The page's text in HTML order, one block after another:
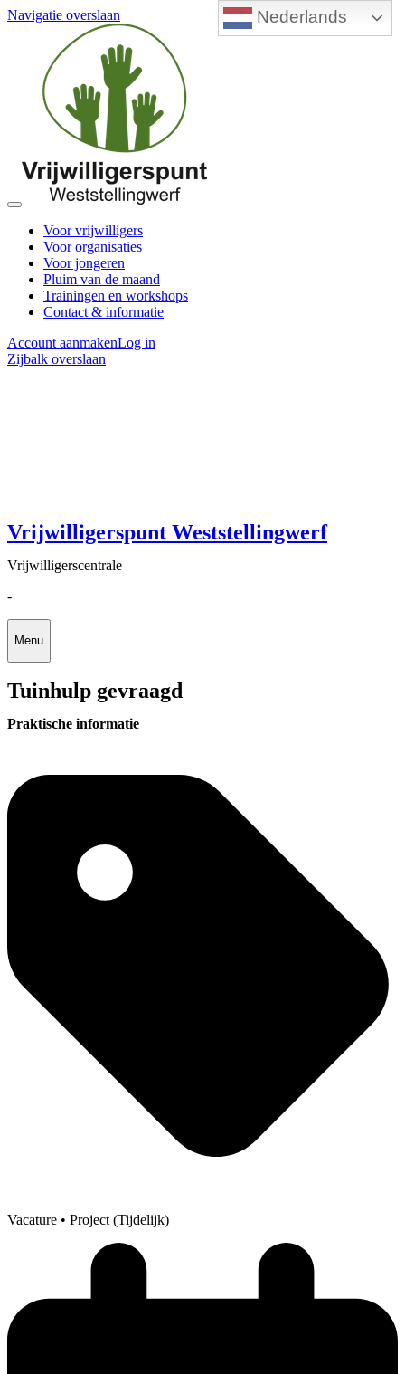
Nederlands
Navigatie overslaan
Voor vrijwilligers
Voor organisaties
Voor jongeren
Pluim van de maand
Trainingen en workshops
Contact & informatie
Account aanmakenLog in
Zijbalk overslaan
Vrijwilligerspunt Weststellingwerf
Vrijwilligerscentrale
-
Menu
Tuinhulp gevraagd
Praktische informatie
Vacature • Project (Tijdelijk)